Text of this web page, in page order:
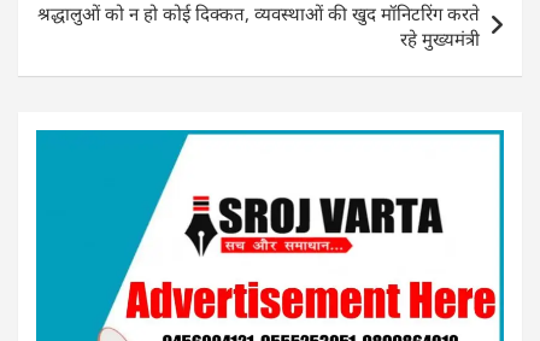
श्रद्धालुओं को न हो कोई दिक्कत, व्यवस्थाओं की खुद मॉनिटरिंग करते
रहे मुख्यमंत्री